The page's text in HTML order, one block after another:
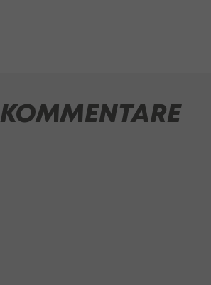
KOMMENTARE